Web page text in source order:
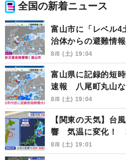
全国の新着ニュース
富山市に「レベル
治体からの避難情
8/8 (土) 19:04
富山県に記録的短
速報 八尾町丸山な
8/8 (土) 19:04
【関東の天気】台
響 気温に変化！
8/8 (土) 19:01